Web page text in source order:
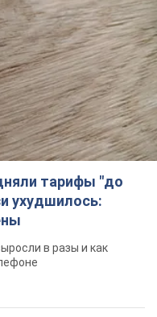
тарифы "до
ухудшилось:
в разы и как